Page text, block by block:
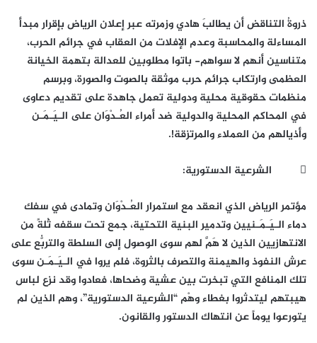
ذروةُ التناقض أن يطالبَ هادي وزمرته عبر إعلان الرياض بإقرار مبدأ
المساءلة والمحاسبة وعدم الإفلات من العقاب في جرائم الحرب،
متناسين أنهم لا سواهم- باتوا مطلوبين للعدالة بتهمة الخيانة
العظمى وارتكاب جرائم حرب موثقة بالصوت والصورة، وبرسم
منظمات حقوقية محلية ودولية تعمل جاهدة على تقديم دعاوى
في المحاكم المحلية والدولية ضد أمراء العُـدْوَان على الـيَـمَـن
وأذيالهم من العملاء والمرتزقة!.
 الشرعية الدستورية:
مؤتمر الرياض الذي انعقد مع استمرار العُـدْوَان وتمادى في سفك
دماء الـيَـمَـنيين وتدمير البنية التحتية، جمع تحت سقفه ثُلةً من
الانتهازيين الذين لا هَمَّ لهم سوى الوصول إلى السلطة والتربُّع على
عرش النفوذ والهيمنة والتصرف بالثروة، فلم يروا في الـيَـمَـن سوى
تلك المنافع التي تبخرت بين عشية وضحاها، فعادوا وقد نزع لباس
هيبتهم ليتدثروا بغطاء وهْم “الشرعية الدستورية”، وهم الذين لم
يتورعوا يوماً عن انتهاك الدستور والقانون.